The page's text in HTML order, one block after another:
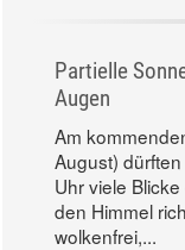
Partielle
Augen
Am
August)
Uhr viele
den Himmel
wolkenfrei,...